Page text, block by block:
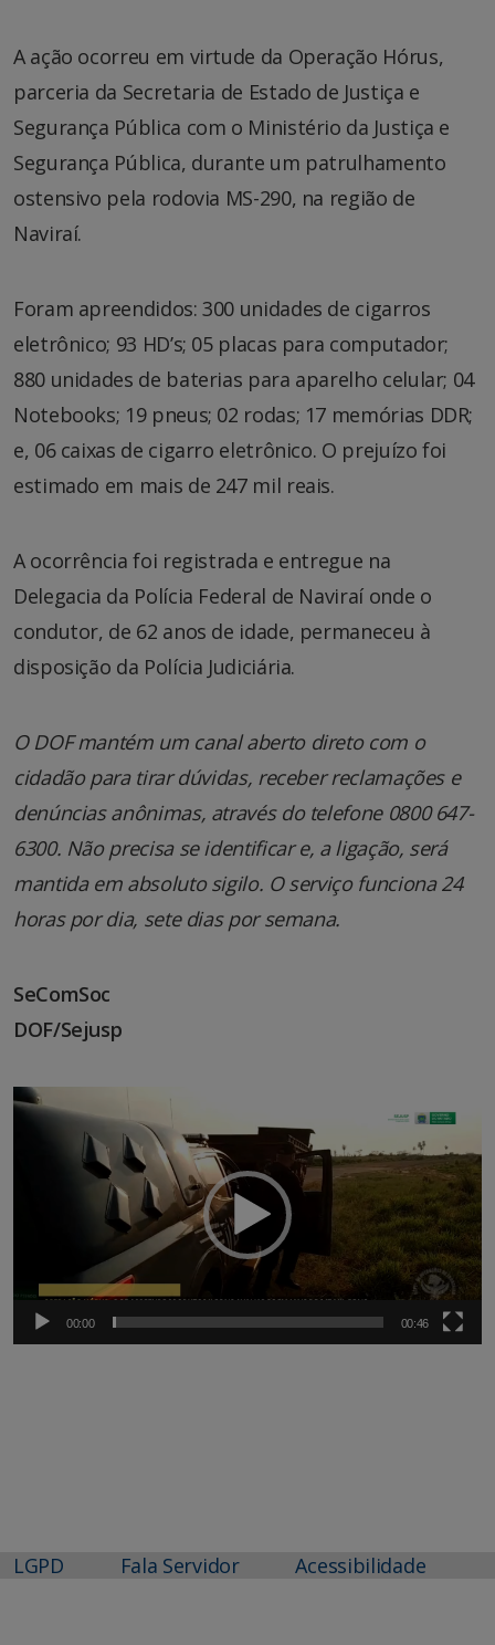
A ação ocorreu em virtude da Operação Hórus,
parceria da Secretaria de Estado de Justiça e
Segurança Pública com o Ministério da Justiça e
Segurança Pública, durante um patrulhamento
ostensivo pela rodovia MS-290, na região de
Naviraí.
Foram apreendidos: 300 unidades de cigarros
eletrônico; 93 HD’s; 05 placas para computador;
880 unidades de baterias para aparelho celular; 04
Notebooks; 19 pneus; 02 rodas; 17 memórias DDR;
e, 06 caixas de cigarro eletrônico. O prejuízo foi
estimado em mais de 247 mil reais.
A ocorrência foi registrada e entregue na
Delegacia da Polícia Federal de Naviraí onde o
condutor, de 62 anos de idade, permaneceu à
disposição da Polícia Judiciária.
O DOF mantém um canal aberto direto com o
cidadão para tirar dúvidas, receber reclamações e
denúncias anônimas, através do telefone 0800 647-
6300. Não precisa se identificar e, a ligação, será
mantida em absoluto sigilo. O serviço funciona 24
horas por dia, sete dias por semana.
SeComSoc
DOF/Sejusp
Tocador
00:00 00:46
LGPD Fala Servidor Acessibilidade